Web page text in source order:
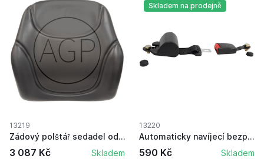
13219
Zádový polštář sedadel odpružených vzduchem
3 087 Kč Skladem
Skladem na prodejně
13220
Automaticky navíjecí bezpečnostní pás pro sedad...
590 Kč Skladem